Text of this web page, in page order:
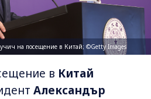
на посещение в Китай; ©Getty Images
в Китай
Александър